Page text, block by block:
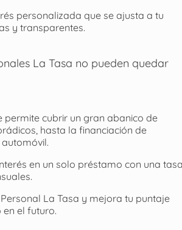
personalizada que se ajusta a tu
y transparentes.
La Tasa no pueden quedar
permite cubrir un gran abanico de
hasta la financiación de
en un solo préstamo con una
La Tasa y mejora tu puntaje
el futuro.